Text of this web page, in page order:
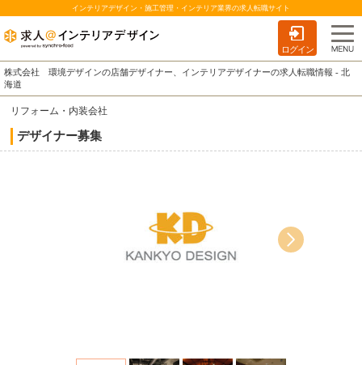
インテリアデザイン・施工管理・インテリア業界の求人転職サイト
ログイン
株式会社 環境デザインの店舗デザイナー、インテリアデザイナーの求人転職情報 - 北
海道
リフォーム・内装会社
デザイナー募集